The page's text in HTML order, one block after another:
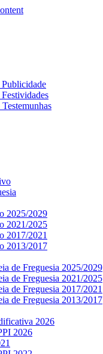
2025/2029
2021/2025
2017/2021
2013/2017
de Freguesia 2025/2029
de Freguesia 2021/2025
de Freguesia 2017/2021
de Freguesia 2013/2017
2026
2026